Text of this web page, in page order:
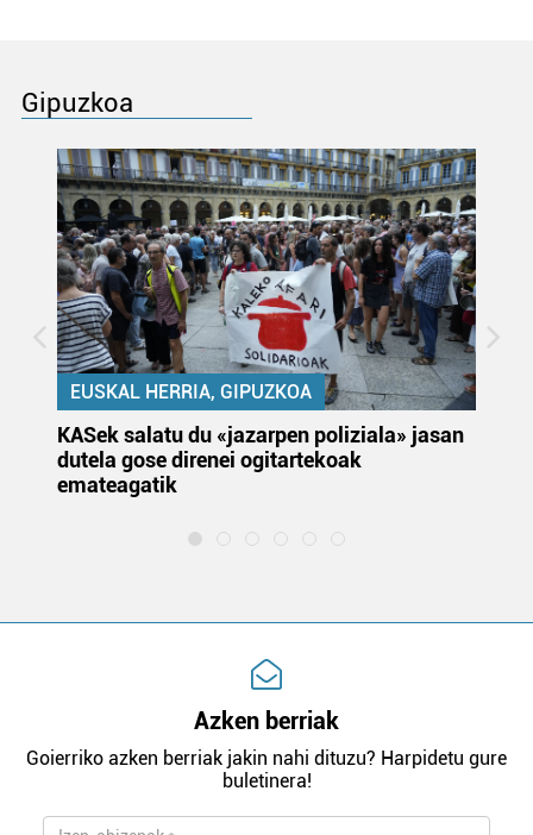
Gipuzkoa
EUSKAL HERRIA, GIPUZKOA
KASek salatu du «jazarpen poliziala» jasan
dutela gose direnei ogitartekoak
emateagatik
Azken berriak
Goierriko azken berriak jakin nahi dituzu? Harpidetu gure
buletinera!